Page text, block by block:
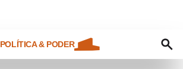
POLÍTICA & PODER